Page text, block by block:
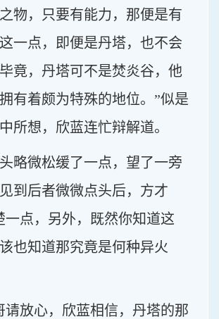
物，只要有能力，那便是有
一点，即便是丹塔，也不会
竟，丹塔可不是焚炎谷，他
有着颇为特殊的地位。”似是
所想，欣蓝连忙辩解道。
略微松缓了一点，望了一旁
到后者微微点头后，方才
一点，另外，既然你知道这
也知道那究竟是何种异火
请放心，欣蓝相信，丹塔的那